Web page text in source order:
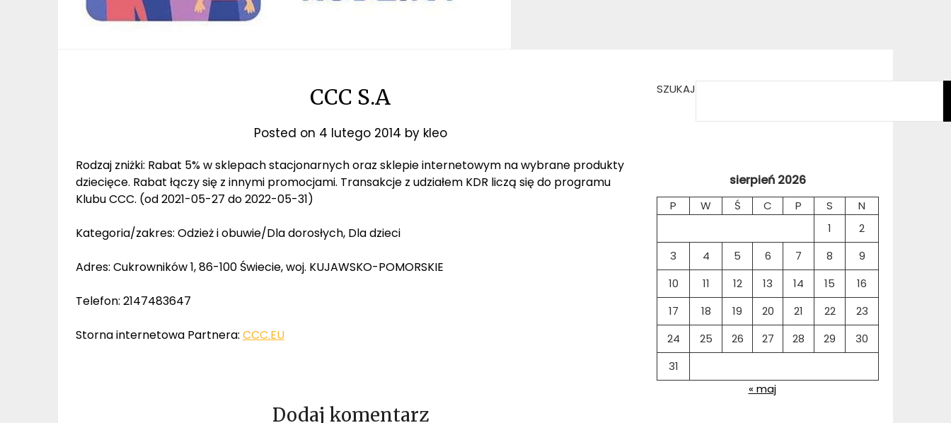
CCC S.A
Posted on 4 lutego 2014 by kleo
Rodzaj zniżki: Rabat 5% w sklepach stacjonarnych oraz sklepie internetowym na wybrane produkty
dziecięce. Rabat łączy się z innymi promocjami. Transakcje z udziałem KDR liczą się do programu
Klubu CCC. (od 2021-05-27 do 2022-05-31)
Kategoria/zakres: Odzież i obuwie/Dla dorosłych, Dla dzieci
Adres: Cukrowników 1, 86-100 Świecie, woj. KUJAWSKO-POMORSKIE
Telefon: 2147483647
Storna internetowa Partnera: CCC.EU
Dodaj komentarz
SZUKAJ
sierpień 2026
P W Ś C P S
N
1
2
3
4 5 6 7 8
9
10
11 12 13 14 15
16
17
18 19 20 21 22
23
24
25 26 27 28 29
30
31
« maj